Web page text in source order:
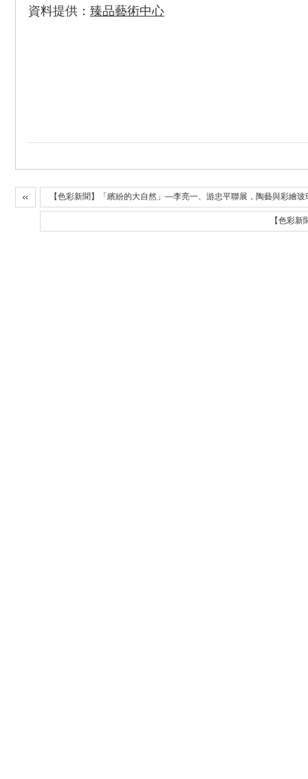
資料提供： 臻品藝術中心
【色彩新聞】「繽紛的大自然」—李亮一、游忠平聯展，陶藝與彩繪
【色彩